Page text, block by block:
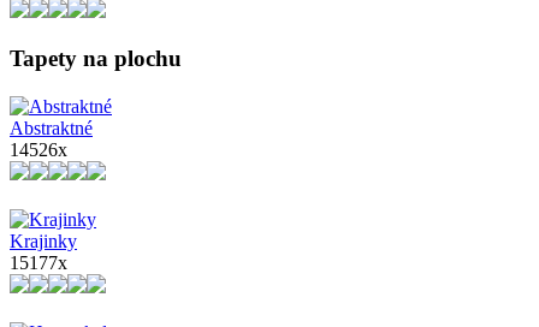
Tapety na plochu
Abstraktné
14526x
Krajinky
15177x